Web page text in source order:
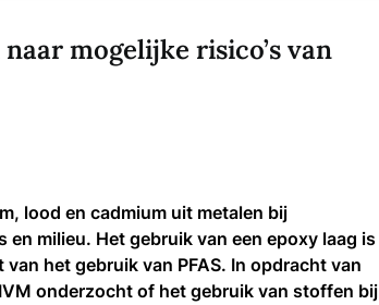
mogelijke risico’s van
lood en cadmium uit metalen bij
milieu. Het gebruik van een epoxy laag is
het gebruik van PFAS. In opdracht van
onderzocht of het gebruik van stoffen bij